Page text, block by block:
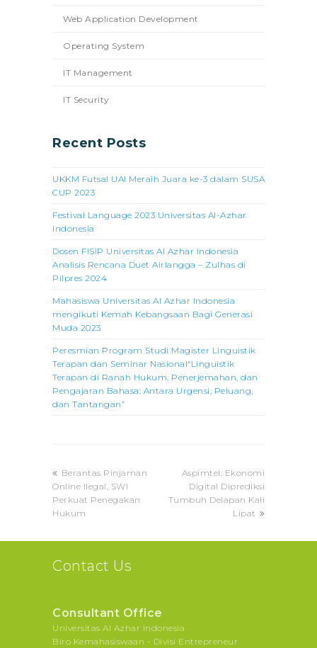
Web Application Development
Operating System
IT Management
IT Security
Recent Posts
UKKM Futsal UAI Meraih Juara ke-3 dalam SUSA
CUP 2023
Festival Language 2023 Universitas Al-Azhar
Indonesia
Dosen FISIP Universitas Al Azhar Indonesia
Analisis Rencana Duet Airlangga – Zulhas di
Pilpres 2024
Mahasiswa Universitas Al Azhar Indonesia
mengikuti Kemah Kebangsaan Bagi Generasi
Muda 2023
Peresmian Program Studi Magister Linguistik
Terapan dan Seminar Nasional“Linguistik
Terapan di Ranah Hukum, Penerjemahan, dan
Pengajaran Bahasa: Antara Urgensi, Peluang,
dan Tantangan”
previous
post:
Berantas Pinjaman
Online Ilegal, SWI
Perkuat Penegakan
Hukum
next
post:
Aspimtel: Ekonomi
Digital Diprediksi
Tumbuh Delapan Kali
Lipat
Contact Us
Consultant Office
Universitas Al Azhar Indonesia
Biro Kemahasiswaan - Divisi Entrepreneur